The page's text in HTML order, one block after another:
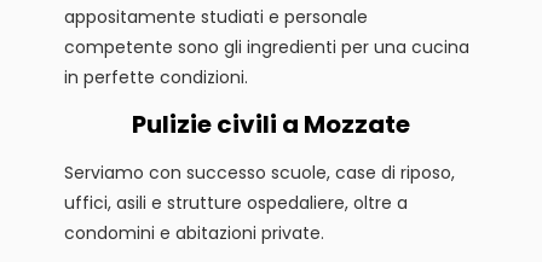
appositamente studiati e personale
competente sono gli ingredienti per una cucina
in perfette condizioni.
Pulizie civili a Mozzate
Serviamo con successo scuole, case di riposo,
uffici, asili e strutture ospedaliere, oltre a
condomini e abitazioni private.